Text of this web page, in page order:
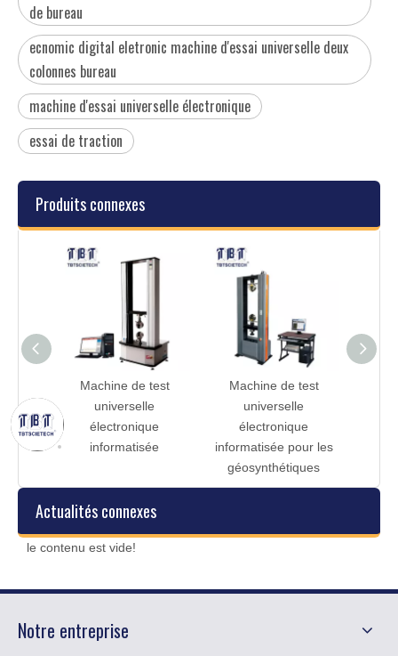
de bureau
ecnomic digital eletronic machine d'essai universelle deux
colonnes bureau
machine d'essai universelle électronique
essai de traction
Produits connexes
Machine de test
universelle
électronique
informatisée
Machine de test
universelle
électronique
informatisée pour les
géosynthétiques
Actualités connexes
le contenu est vide!
Notre entreprise